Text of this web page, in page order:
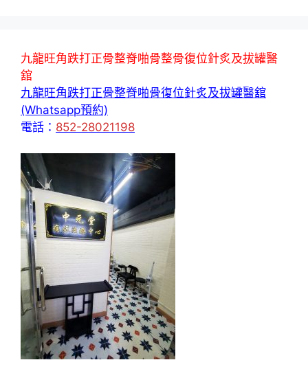
九龍旺角跌打正骨整脊啪骨整骨復位針炙及拔罐醫
舘
九龍旺角跌打正骨整脊啪骨復位針炙及拔罐醫舘
(Whatsapp預約)
電話： 852-28021198